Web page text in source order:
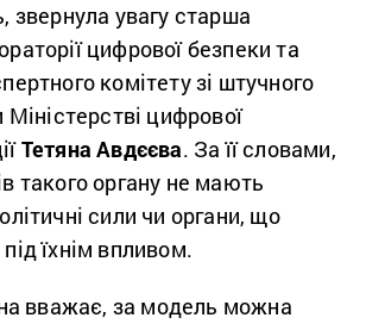
звернула увагу старша
цифрової безпеки та
комітету зі штучного
Міністерстві цифрової
Тетяна Авдєєва. За її словами,
такого органу не мають
сили чи органи, що
їхнім впливом.
вважає, за модель можна